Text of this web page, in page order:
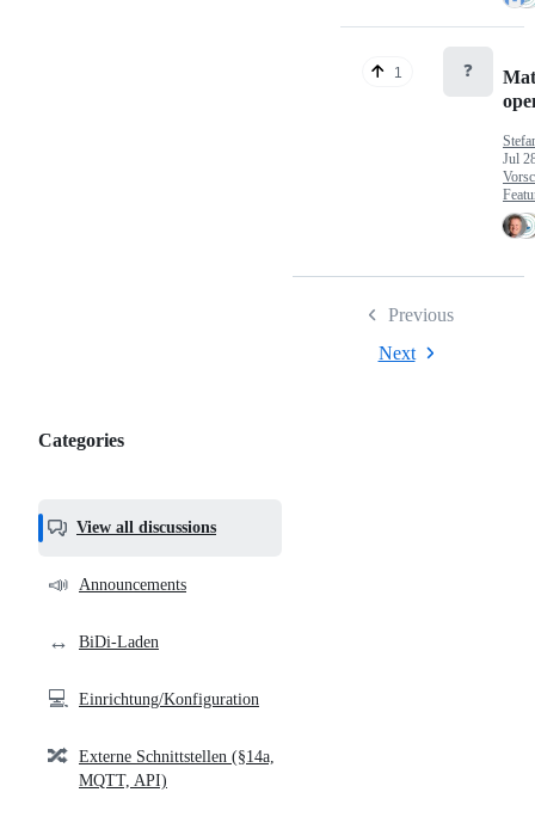
Categories,
helpful,
and
community
Categories
View all discussions
📣 Announcements
↔️ BiDi-Laden
💻 Einrichtung/Konfiguration
🔀 Externe Schnittstellen (§14a,
MQTT, API)
1 ❓
Jul
Previous
Next